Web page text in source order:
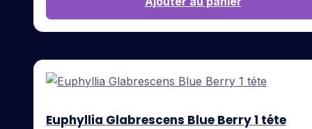
Euphyllia Glabrescens Blue Berry 1 téte